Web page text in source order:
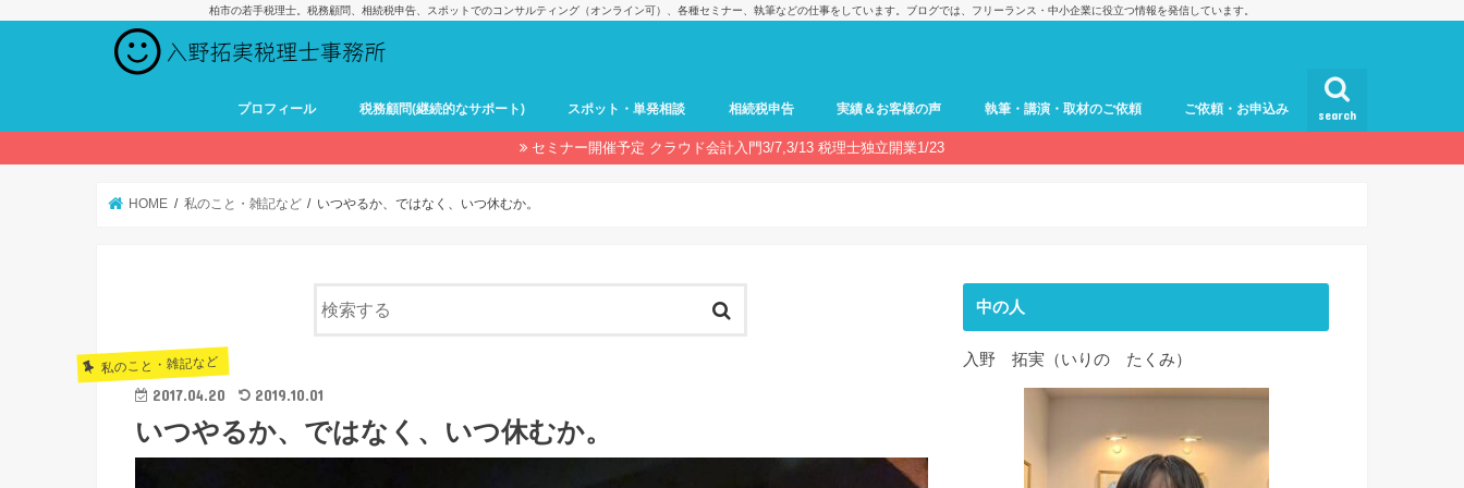
柏市の若手税理士。税務顧問、相続税申告、スポットでのコンサルティング（オンライン可）、各種セミナー、執筆などの仕事をしています。ブログでは、フリーランス・中小企業に役立つ情報を発信しています。
search
プロフィール 税務顧問(継続的なサポート) スポット・単発相談 相続税申告 実績＆お客様の声 執筆・講演・取材のご依頼 ご依頼・お申込み
セミナー開催予定 クラウド会計入門3/7,3/13 税理士独立開業1/23
HOME 私のこと・雑記など いつやるか、ではなく、いつ休むか。
私のこと・雑記など
2017.04.20 2019.10.01
いつやるか、ではなく、いつ休むか。
中の人
入野 拓実（いりの たくみ）